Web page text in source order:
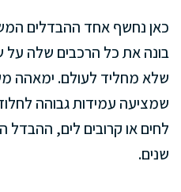
כאן נחשף אחד ההבדלים
בונה את כל הרכבים שלה על
שלא מחליד לעולם. ימאהה
שמציעה עמידות גבוהה
לחים או קרובים לים, ההבדל
שנים.